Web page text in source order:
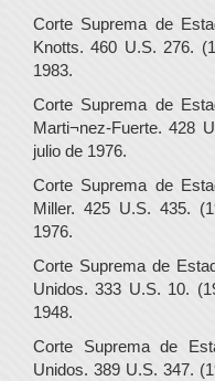
Corte Suprema de
Knotts. 460 U.S. 276.
1983.
Corte Suprema de
Marti¬nez-Fuerte. 428
julio de 1976.
Corte Suprema de
Miller. 425 U.S. 435.
1976.
Corte Suprema de
Unidos. 333 U.S. 10.
1948.
Corte Suprema de
Unidos. 389 U.S. 347.